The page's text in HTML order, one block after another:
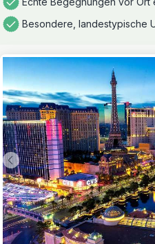
Besondere, landestypische